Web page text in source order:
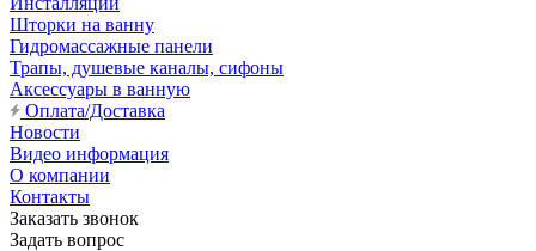
Шторки на ванну
Гидромассажные панели
Трапы, душевые каналы, сифоны
Аксессуары в ванную
Оплата/Доставка
Новости
Видео информация
О компании
Контакты
Заказать звонок
Задать вопрос